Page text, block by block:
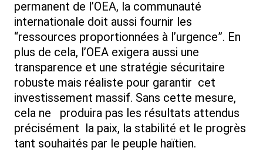
permanent de l’OEA, la communauté
internationale doit aussi fournir les
“ressources proportionnées à l’urgence”. En
plus de cela, l’OEA exigera aussi une
transparence et une stratégie sécuritaire
robuste mais réaliste pour garantir cet
investissement massif. Sans cette mesure,
cela ne produira pas les résultats attendus
précisément la paix, la stabilité et le progrès
tant souhaités par le peuple haïtien.